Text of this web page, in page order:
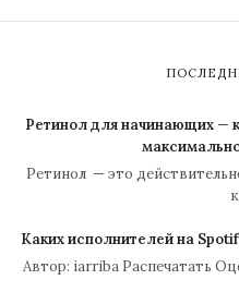
Ретинол для начинающих —
Ретинол — это
Каких исполнителей на
Автор: iarriba Распечатать